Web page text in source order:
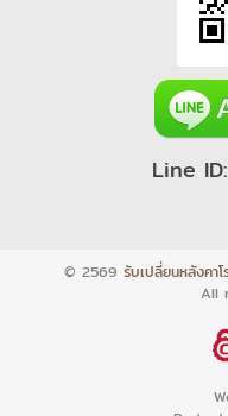
Line ID:
© 2569 รับเปลี่ยนหลังคา
All